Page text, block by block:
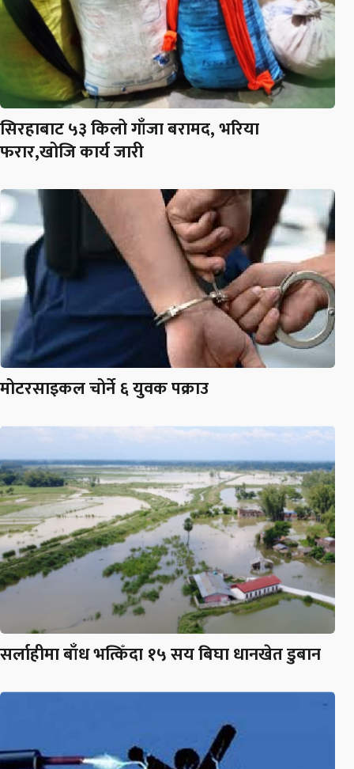
सिरहाबाट ५३ किलो गाँजा बरामद, भरिया
फरार,खोजि कार्य जारी
मोटरसाइकल चोर्ने ६ युवक पक्राउ
सर्लाहीमा बाँध भत्किँदा १५ सय बिघा धानखेत डुबान